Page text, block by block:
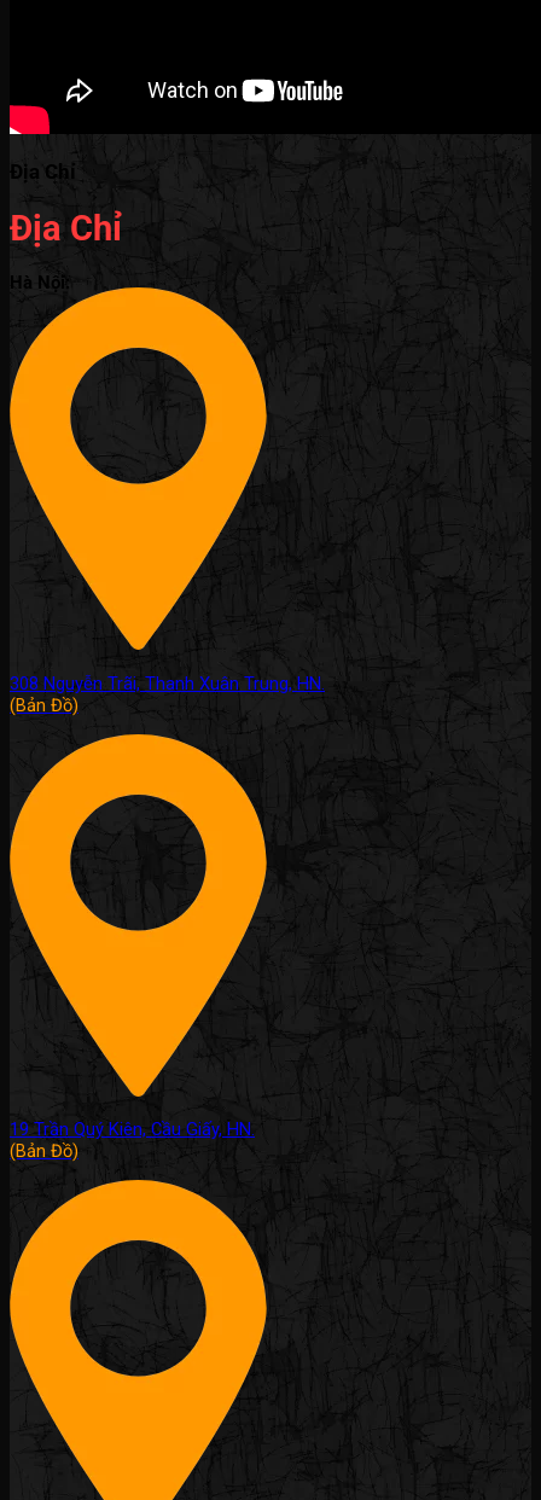
Địa Chỉ
Địa Chỉ
Hà Nội:
308 Nguyễn Trãi, Thanh Xuân Trung, HN.
(Bản Đồ)
19 Trần Quý Kiên, Cầu Giấy, HN.
(Bản Đồ)